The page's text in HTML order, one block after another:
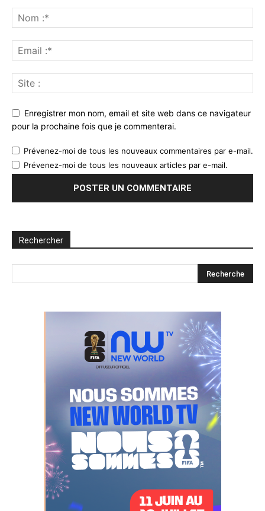
Enregistrer mon nom, email et site web dans ce navigateur
pour la prochaine fois que je commenterai.
Prévenez-moi de tous les nouveaux commentaires par e-mail.
Prévenez-moi de tous les nouveaux articles par e-mail.
Rechercher